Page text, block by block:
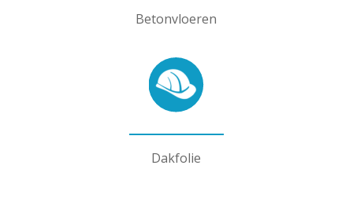
Betonvloeren
Dakfolie